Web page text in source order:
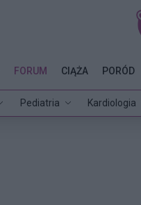
Pediatria Kardiologia
FORUM CIĄŻA PORÓD